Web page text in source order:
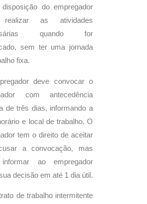
do empregador
as atividades
quando for
sem ter uma jornada
fixa.
deve convocar o
com antecedência
de três dias, informando a
e local de trabalho. O
tem o direito de aceitar
a convocação, mas
ao empregador
decisão em até 1 dia útil.
de trabalho intermitente